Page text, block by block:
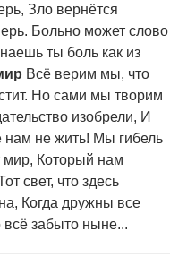
Зло вернётся
Больно может слово
ты боль как из
Всё верим мы, что
Но сами мы творим
изобрели, И
нам не жить! Мы гибель
мир, Который нам
свет, что здесь
Когда дружны все
забыто ныне...